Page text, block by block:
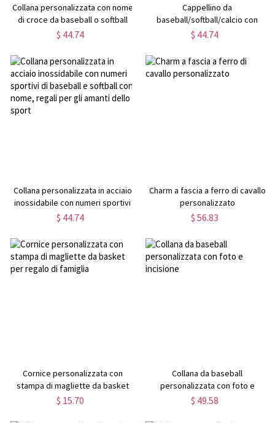
Collana personalizzata con nome
di croce da baseball o softball
$ 44.74
Cappellino da
baseball/softball/calcio con
nome personalizzato, berretto
$ 44.74
Collana personalizzata in acciaio
inossidabile con numeri sportivi
di baseball e softball con nome,
$ 44.74
Charm a fascia a ferro di cavallo
personalizzato
$ 56.83
Cornice personalizzata con
stampa di magliette da basket
per regalo di famiglia
$ 15.70
Collana da baseball
personalizzata con foto e
incisione
$ 49.58